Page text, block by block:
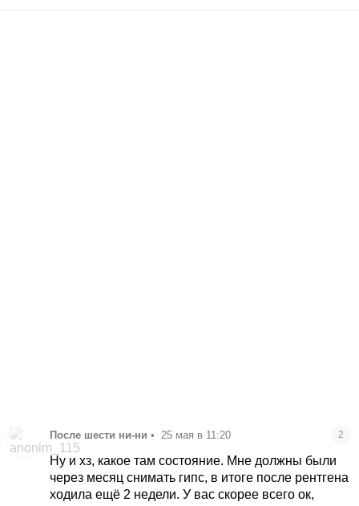
После шести ни-ни • 25 мая в 11:20 2
Ну и хз, какое там состояние. Мне должны были
через месяц снимать гипс, в итоге после рентгена
ходила ещё 2 недели. У вас скорее всего ок,